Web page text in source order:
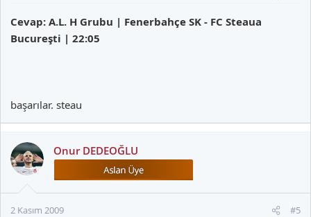
Cevap: A.L. H Grubu | Fenerbahçe SK - FC Steaua
Bucureşti | 22:05
başarılar. steau
Onur DEDEOĞLU
2 Kasım 2009 #5